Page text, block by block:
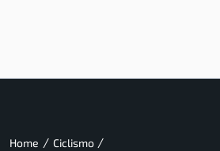
Home / Ciclismo /